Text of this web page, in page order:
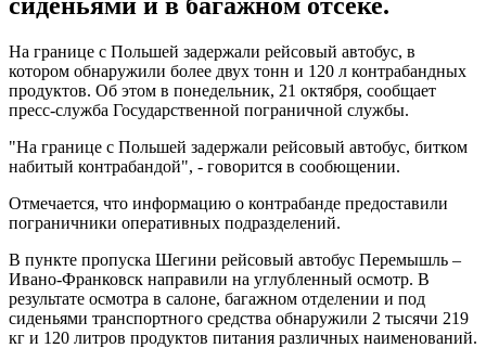
На границе с Польшей задержали рейсовый автобус, в
котором обнаружили более двух тонн и 120 л контрабандных
продуктов. Об этом в понедельник, 21 октября, сообщает
пресс-служба Государственной пограничной службы.
"На границе с Польшей задержали рейсовый автобус, битком
набитый контрабандой", - говорится в сообющении.
Отмечается, что информацию о контрабанде предоставили
пограничники оперативных подразделений.
В пункте пропуска Шегини рейсовый автобус Перемышль –
Ивано-Франковск направили на углубленный осмотр. В
результате осмотра в салоне, багажном отделении и под
сиденьями транспортного средства обнаружили 2 тысячи 219
кг и 120 литров продуктов питания различных наименований.